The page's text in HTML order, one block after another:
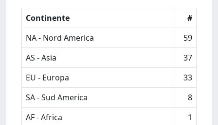
Continente
#
NA - Nord America
59
AS - Asia
37
EU - Europa
33
SA - Sud America
8
AF - Africa
1